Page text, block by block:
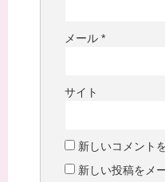
メール *
サイト
新しいコメント
新しい投稿をメ